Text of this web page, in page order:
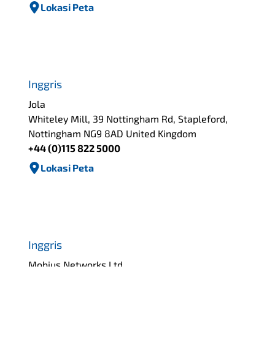
Lokasi Peta
Inggris
Jola
Whiteley Mill, 39 Nottingham Rd, Stapleford,
Nottingham NG9 8AD United Kingdom
+44 (0)115 822 5000
Lokasi Peta
Inggris
Mobius Networks Ltd